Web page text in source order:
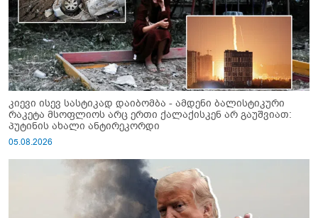
კიევი ისევ სასტიკად დაიბომბა - ამდენი ბალისტიკური
რაკეტა მსოფლიოს არც ერთი ქალაქისკენ არ გაუშვიათ:
პუტინის ახალი ანტირეკორდი
05.08.2026